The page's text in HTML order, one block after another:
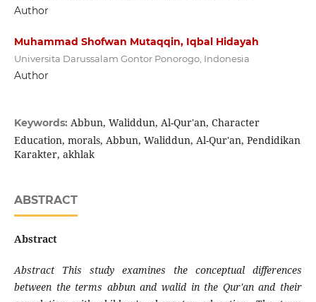
Author
Muhammad Shofwan Mutaqqin, Iqbal Hidayah
Universita Darussalam Gontor Ponorogo, Indonesia
Author
Keywords: Abbun, Waliddun, Al-Qur'an, Character
Education, morals, Abbun, Waliddun, Al-Qur'an, Pendidikan
Karakter, akhlak
ABSTRACT
Abstract
Abstract This study examines the conceptual differences
between the terms abbunand walid in the Qur'an and their